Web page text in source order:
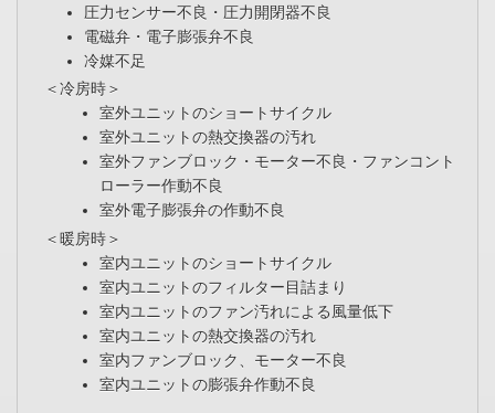
圧力センサー不良・圧力開閉器不良
電磁弁・電子膨張弁不良
冷媒不足
＜冷房時＞
室外ユニットのショートサイクル
室外ユニットの熱交換器の汚れ
室外ファンブロック・モーター不良・ファンコント
ローラー作動不良
室外電子膨張弁の作動不良
＜暖房時＞
室内ユニットのショートサイクル
室内ユニットのフィルター目詰まり
室内ユニットのファン汚れによる風量低下
室内ユニットの熱交換器の汚れ
室内ファンブロック、モーター不良
室内ユニットの膨張弁作動不良